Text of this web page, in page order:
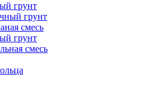
грунт
грунт
смесь
грунт
смесь